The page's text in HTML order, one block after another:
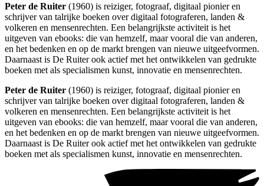
Peter de Ruiter (1960) is reiziger, fotograaf, digitaal pionier en
schrijver van talrijke boeken over digitaal fotograferen, landen &
volkeren en mensenrechten. Een belangrijkste activiteit is het
uitgeven van ebooks: die van hemzelf, maar vooral die van anderen,
en het bedenken en op de markt brengen van nieuwe uitgeefvormen.
Daarnaast is De Ruiter ook actief met het ontwikkelen van gedrukte
boeken met als specialismen kunst, innovatie en mensenrechten.
Peter de Ruiter (1960) is reiziger, fotograaf, digitaal pionier en
schrijver van talrijke boeken over digitaal fotograferen, landen &
volkeren en mensenrechten. Een belangrijkste activiteit is het
uitgeven van ebooks: die van hemzelf, maar vooral die van anderen,
en het bedenken en op de markt brengen van nieuwe uitgeefvormen.
Daarnaast is De Ruiter ook actief met het ontwikkelen van gedrukte
boeken met als specialismen kunst, innovatie en mensenrechten.